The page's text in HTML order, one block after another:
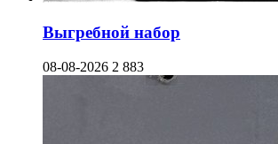
Выгребной набор
08-08-2026 2 883